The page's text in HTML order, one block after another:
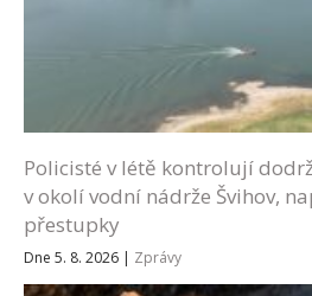
Policisté v létě kontrolují
v okolí vodní nádrže Švihov,
přestupky
Dne 5. 8. 2026 | Zprávy